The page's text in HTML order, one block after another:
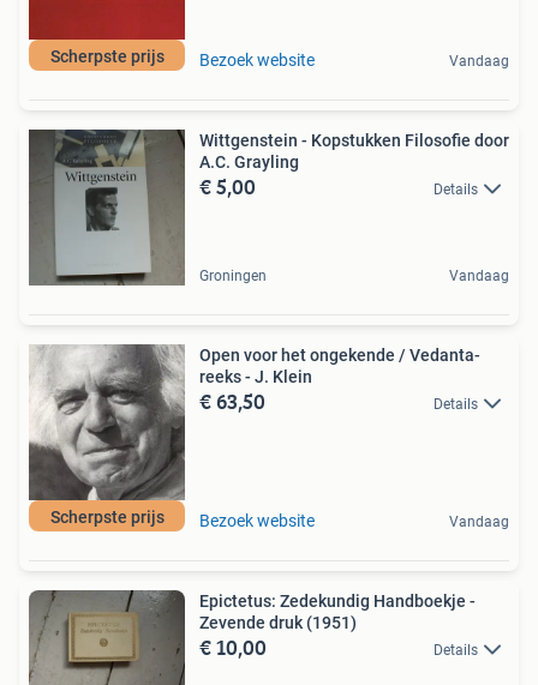
Scherpste prijs Bezoek website Vandaag
Wittgenstein - Kopstukken Filosofie door
A.C. Grayling
€ 5,00 Details
Groningen Vandaag
Scherpste prijs
Open voor het ongekende / Vedanta-
reeks - J. Klein
€ 63,50 Details
Bezoek website Vandaag
Epictetus: Zedekundig Handboekje -
Zevende druk (1951)
€ 10,00 Details